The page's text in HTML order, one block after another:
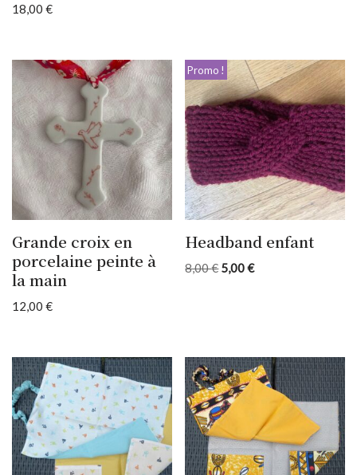
18,00 €
Grande croix en
porcelaine peinte à
la main
12,00 €
Promo !
Headband enfant
8,00€ 5,00€